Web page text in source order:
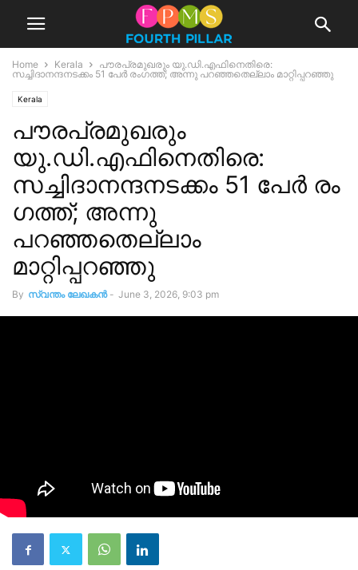
Home Kerala
പൗരപ്രമുഖരും യു.ഡി.എഫിനെതിരെ:
സച്ചിദാനന്ദനടക്കം 51 പേർ രം​ഗത്ത്; അന്നു പറഞ്ഞതെല്ലാം മാറ്റിപ്പറഞ്ഞു
Kerala
പൗരപ്രമുഖരും
യു.ഡി.എഫിനെതിരെ:
സച്ചിദാനന്ദനടക്കം 51 പേർ രം​
ഗത്ത്; അന്നു
പറഞ്ഞതെല്ലാം
മാറ്റിപ്പറഞ്ഞു
By സ്വന്തം ലേഖകന്‍ - June 3, 2026, 9:03 pm